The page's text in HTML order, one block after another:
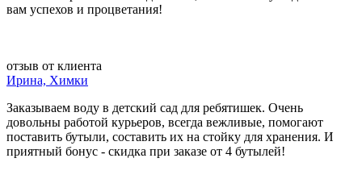
вам успехов и процветания!
отзыв от клиента
Ирина, Химки
Заказываем воду в детский сад для ребятишек. Очень
довольны работой курьеров, всегда вежливые, помогают
поставить бутыли, составить их на стойку для хранения. И
приятный бонус - скидка при заказе от 4 бутылей!